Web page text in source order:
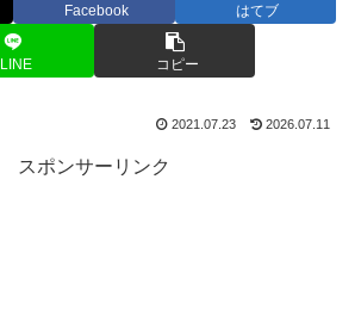
Facebook はてブ
LINE コピー
2021.07.23 2026.07.11
スポンサーリンク